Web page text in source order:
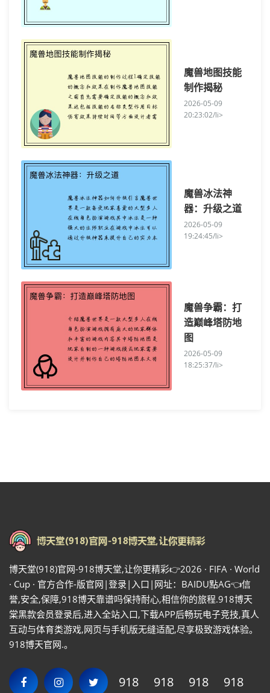
魔兽地图技能
制作揭秘
2026-05-09
20:23:02/li>
魔兽冰法神
器：升级之道
2026-05-09
19:24:45/li>
魔兽争霸：打
造巅峰塔防地
图
2026-05-09
18:25:37/li>
博天堂(918)官网-918博天堂,让你更精彩👉2026 · FIFA · World
· Cup · 官方合作-版官网|登录|入口|网址：BAIDU點AG👈信
誉,安全,保障,918博天靠谱吗保持耐心,相信你的旅程.918博天
棠黑款会员登录后,进入全站入口,下载APP后畅玩电子竞技,真人
互动与体育类游戏,网页与手机版无缝适配,尽享极致游戏体验。
918博天官网.。
918
918
918
918